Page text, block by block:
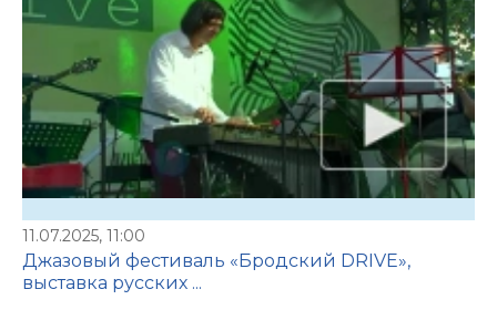
11.07.2025, 11:00
Джазовый фестиваль «Бродский DRIVE»,
выставка русских ...